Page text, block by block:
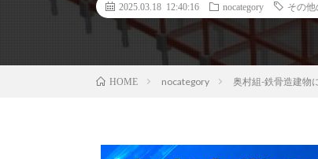
2025.03.18 12:40:16 nocategory その他
HOME nocategory 奥村組-鉄骨造建物